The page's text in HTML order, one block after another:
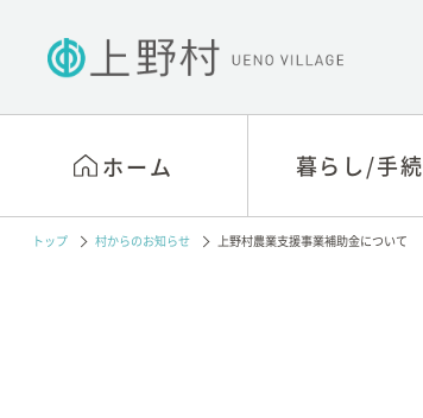
ホーム 暮らし/手
ホーム 暮らし/手
トップ 村からのお知らせ 上野村農業支援事業補助金について